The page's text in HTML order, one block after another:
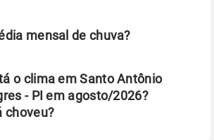
mensal de chuva?
o clima em Santo Antônio
- PI em agosto/2026?
choveu?